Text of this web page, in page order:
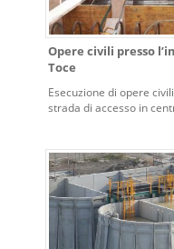
Opere civili presso
Toce
Esecuzione di opere
strada di accesso in